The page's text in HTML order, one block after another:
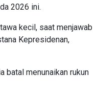
2026 ini.
kecil, saat menjawab
Kepresidenan,
batal menunaikan rukun